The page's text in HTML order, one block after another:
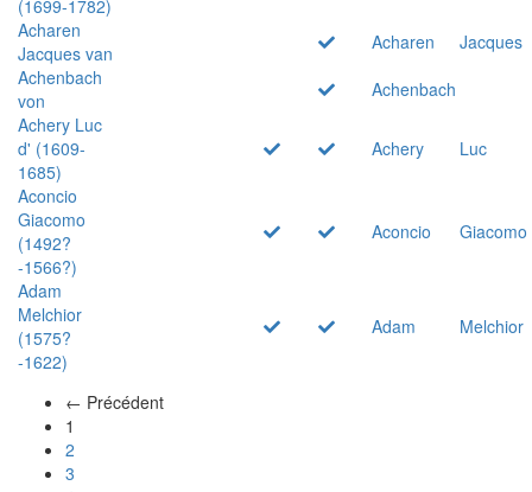
(1699-1782)
Acharen
Jacques van
Acharen
Jacques
Achenbach
von
Achenbach
Achery Luc
d' (1609-
1685)
Achery
Luc
Aconcio
Giacomo
(1492?
-1566?)
Aconcio Giacomo
Adam
Melchior
(1575?
-1622)
Adam Melchior
← Précédent
1
2
3